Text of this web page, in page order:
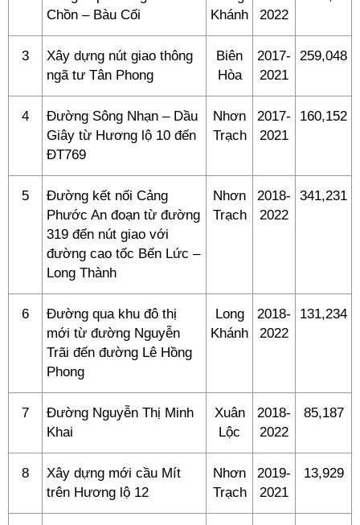
Chồn – Bàu Cối
Khánh
2022
3
Xây dựng nút giao thông
ngã tư Tân Phong
Biên
Hòa
2017-
2021
259,048
4
Đường Sông Nhạn – Dầu
Giây từ Hương lộ 10 đến
ĐT769
Nhơn
Trạch
2017-
2021
160,152
5
Đường kết nối Cảng
Phước An đoạn từ đường
319 đến nút giao với
đường cao tốc Bến Lức –
Long Thành
Nhơn
Trạch
2018-
2022
341,231
6
Đường qua khu đô thị
mới từ đường Nguyễn
Trãi đến đường Lê Hồng
Phong
Long
Khánh
2018-
2022
131,234
7
Đường Nguyễn Thị Minh
Khai
Xuân
Lộc
2018-
2022
85,187
8
Xây dựng mới cầu Mít
trên Hương lộ 12
Nhơn
Trạch
2019-
2021
13,929